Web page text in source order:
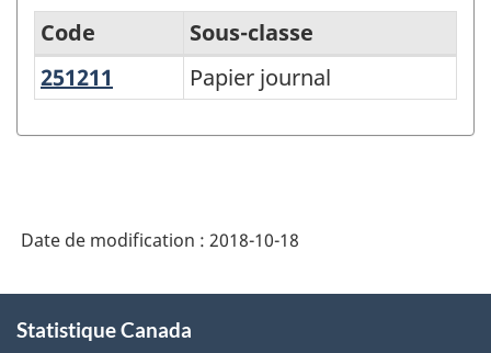
Variante
2017
1.0
-
Code
Sous-classe
251211
Papier journal
Papier journal
Date de modification : 2018-10-18
propos
Statistique Canada